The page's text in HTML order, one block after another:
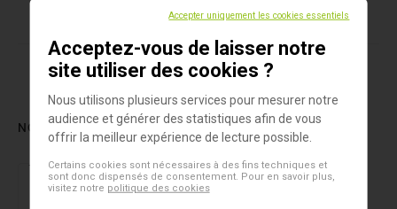
NOS DERNIERS PRODUITS
Laboratoire forensique
NIRLAB
Accepter uniquement les cookies essentiels
Acceptez-vous de laisser notre
site utiliser des cookies ?
Nous utilisons plusieurs services pour mesurer notre
audience et générer des statistiques afin de vous
offrir la meilleur expérience de lecture possible.
Certains cookies sont nécessaires à des fins techniques et
sont donc dispensés de consentement. Pour en savoir plus,
visitez notre politique des cookies